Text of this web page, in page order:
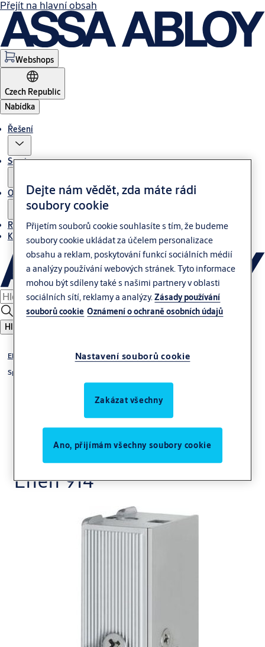
Přejít na hlavní obsah
Webshops
Czech Republic
Nabídka
Řešení
Servis
O nás
Reference
Kontakt
Hledat
Elektrické otvírače
Speciální
Effeff 914
Dejte nám vědět, zda máte rádi
soubory cookie
Přijetím souborů cookie souhlasíte s tím, že budeme
soubory cookie ukládat za účelem personalizace
obsahu a reklam, poskytování funkcí sociálních médií
a analýzy používání webových stránek. Tyto informace
mohou být sdíleny také s našimi partnery v oblasti
sociálních sítí, reklamy a analýzy.Zásady používání
souborů cookie Oznámení o ochraně osobních údajů
Nastavení souborů cookie
Zakázat všechny
Ano, přijímám všechny soubory cookie